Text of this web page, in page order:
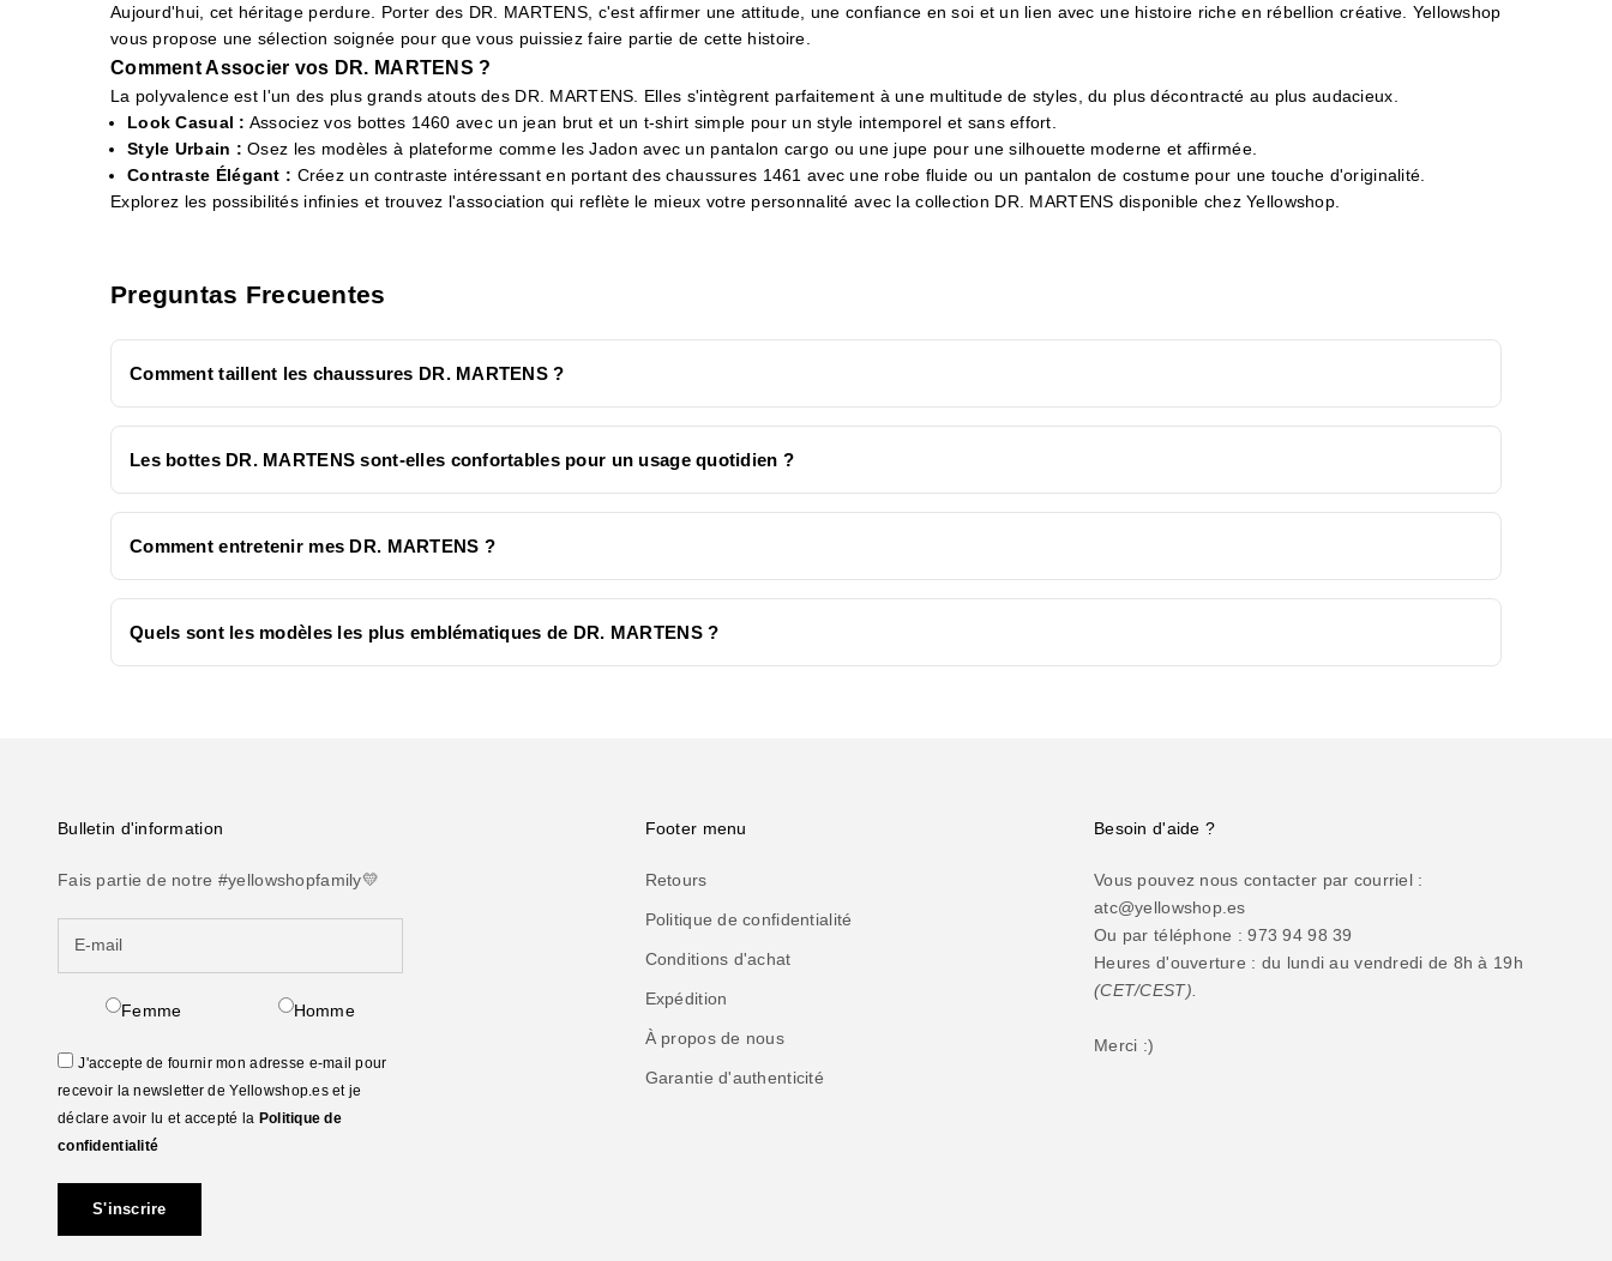
Aujourd'hui, cet héritage perdure. Porter des DR. MARTENS, c'est affirmer une attitude, une confiance en soi et un lien avec une histoire riche en rébellion créative. Yellowshop
vous propose une sélection soignée pour que vous puissiez faire partie de cette histoire.
Comment Associer vos DR. MARTENS ?
La polyvalence est l'un des plus grands atouts des DR. MARTENS. Elles s'intègrent parfaitement à une multitude de styles, du plus décontracté au plus audacieux.
Look Casual : Associez vos bottes 1460 avec un jean brut et un t-shirt simple pour un style intemporel et sans effort.
Style Urbain : Osez les modèles à plateforme comme les Jadon avec un pantalon cargo ou une jupe pour une silhouette moderne et affirmée.
Contraste Élégant : Créez un contraste intéressant en portant des chaussures 1461 avec une robe fluide ou un pantalon de costume pour une touche d'originalité.
Explorez les possibilités infinies et trouvez l'association qui reflète le mieux votre personnalité avec la collection DR. MARTENS disponible chez Yellowshop.
Preguntas Frecuentes
Comment taillent les chaussures DR. MARTENS ?
Les bottes DR. MARTENS sont-elles confortables pour un usage quotidien ?
Comment entretenir mes DR. MARTENS ?
Quels sont les modèles les plus emblématiques de DR. MARTENS ?
Bulletin d'information
Fais partie de notre #yellowshopfamily💛
Femme Homme
J'accepte de fournir mon adresse e-mail pour
recevoir la newsletter de Yellowshop.es et je
déclare avoir lu et accepté la Politique de
confidentialité
S'inscrire
Footer menu
Retours
Politique de confidentialité
Conditions d'achat
Expédition
À propos de nous
Garantie d'authenticité
Besoin d'aide ?
Vous pouvez nous contacter par courriel :
atc@yellowshop.es
Ou par téléphone : 973 94 98 39
Heures d'ouverture : du lundi au vendredi de 8h à 19h
(CET/CEST).
Merci :)